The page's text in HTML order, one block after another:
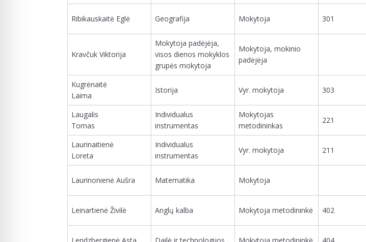
Ribikauskaitė Eglė Geografija Mokytoja 301
Kravčuk Viktorija
Mokytoja padėjėja,
visos dienos mokyklos
grupės mokytoja
Mokytoja, mokinio
padėjėja
Kugrėnaitė
Laima
Istorija Vyr. mokytoja 303
Laugalis
Tomas
Individualus
instrumentas
Mokytojas
metodininkas
221
Laurinaitienė
Loreta
Individualus
instrumentas
Vyr. mokytoja 211
Laurinonienė Aušra Matematika Mokytoja
Leinartienė Živilė Anglų kalba Mokytoja metodininkė 402